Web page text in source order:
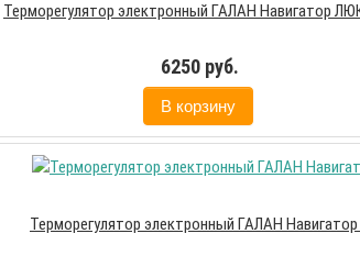
Терморегулятор электронный ГАЛАН Навигатор
6250 руб.
В корзину
Терморегулятор электронный ГАЛАН Навигатор